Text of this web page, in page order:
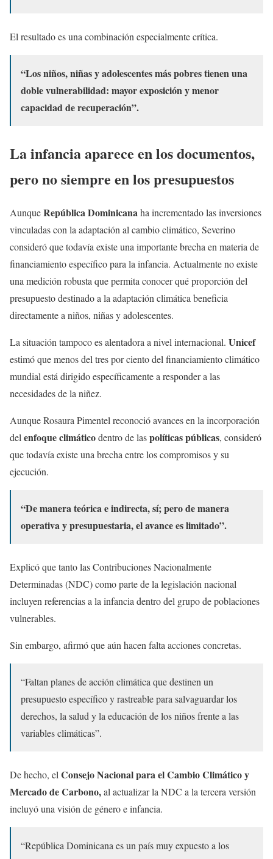
El resultado es una combinación especialmente crítica.
“Los niños, niñas y adolescentes más pobres tienen una
doble vulnerabilidad: mayor exposición y menor
capacidad de recuperación”.
La infancia aparece en los documentos,
pero no siempre en los presupuestos
AunqueRepública Dominicanaha incrementado las inversiones
vinculadas con la adaptación al cambio climático, Severino
consideró que todavía existe una importante brecha en materia de
financiamiento específico para la infancia. Actualmente no existe
una medición robusta que permita conocer qué proporción del
presupuesto destinado a la adaptación climática beneficia
directamente a niños, niñas y adolescentes.
La situación tampoco es alentadora a nivel internacional. Unicef
estimó que menos del tres por ciento del financiamiento climático
mundial está dirigido específicamente a responder a las
necesidades de la niñez.
Aunque Rosaura Pimentel reconoció avances en la incorporación
del enfoque climáticodentro de laspolíticas públicas, consideró
que todavía existe una brecha entre los compromisos y su
ejecución.
“De manera teórica e indirecta, sí; pero de manera
operativa y presupuestaria, el avance es limitado”.
Explicó que tanto las Contribuciones Nacionalmente
Determinadas (NDC) como parte de la legislación nacional
incluyen referencias a la infancia dentro del grupo de poblaciones
vulnerables.
Sin embargo, afirmó que aún hacen falta acciones concretas.
“Faltan planes de acción climática que destinen un
presupuesto específico y rastreable para salvaguardar los
derechos, la salud y la educación de los niños frente a las
variables climáticas”.
De hecho, el Consejo Nacional para el Cambio Climático y
Mercado de Carbono,al actualizar la NDC a la tercera versión
incluyó una visión de género e infancia.
“República Dominicana es un país muy expuesto a los